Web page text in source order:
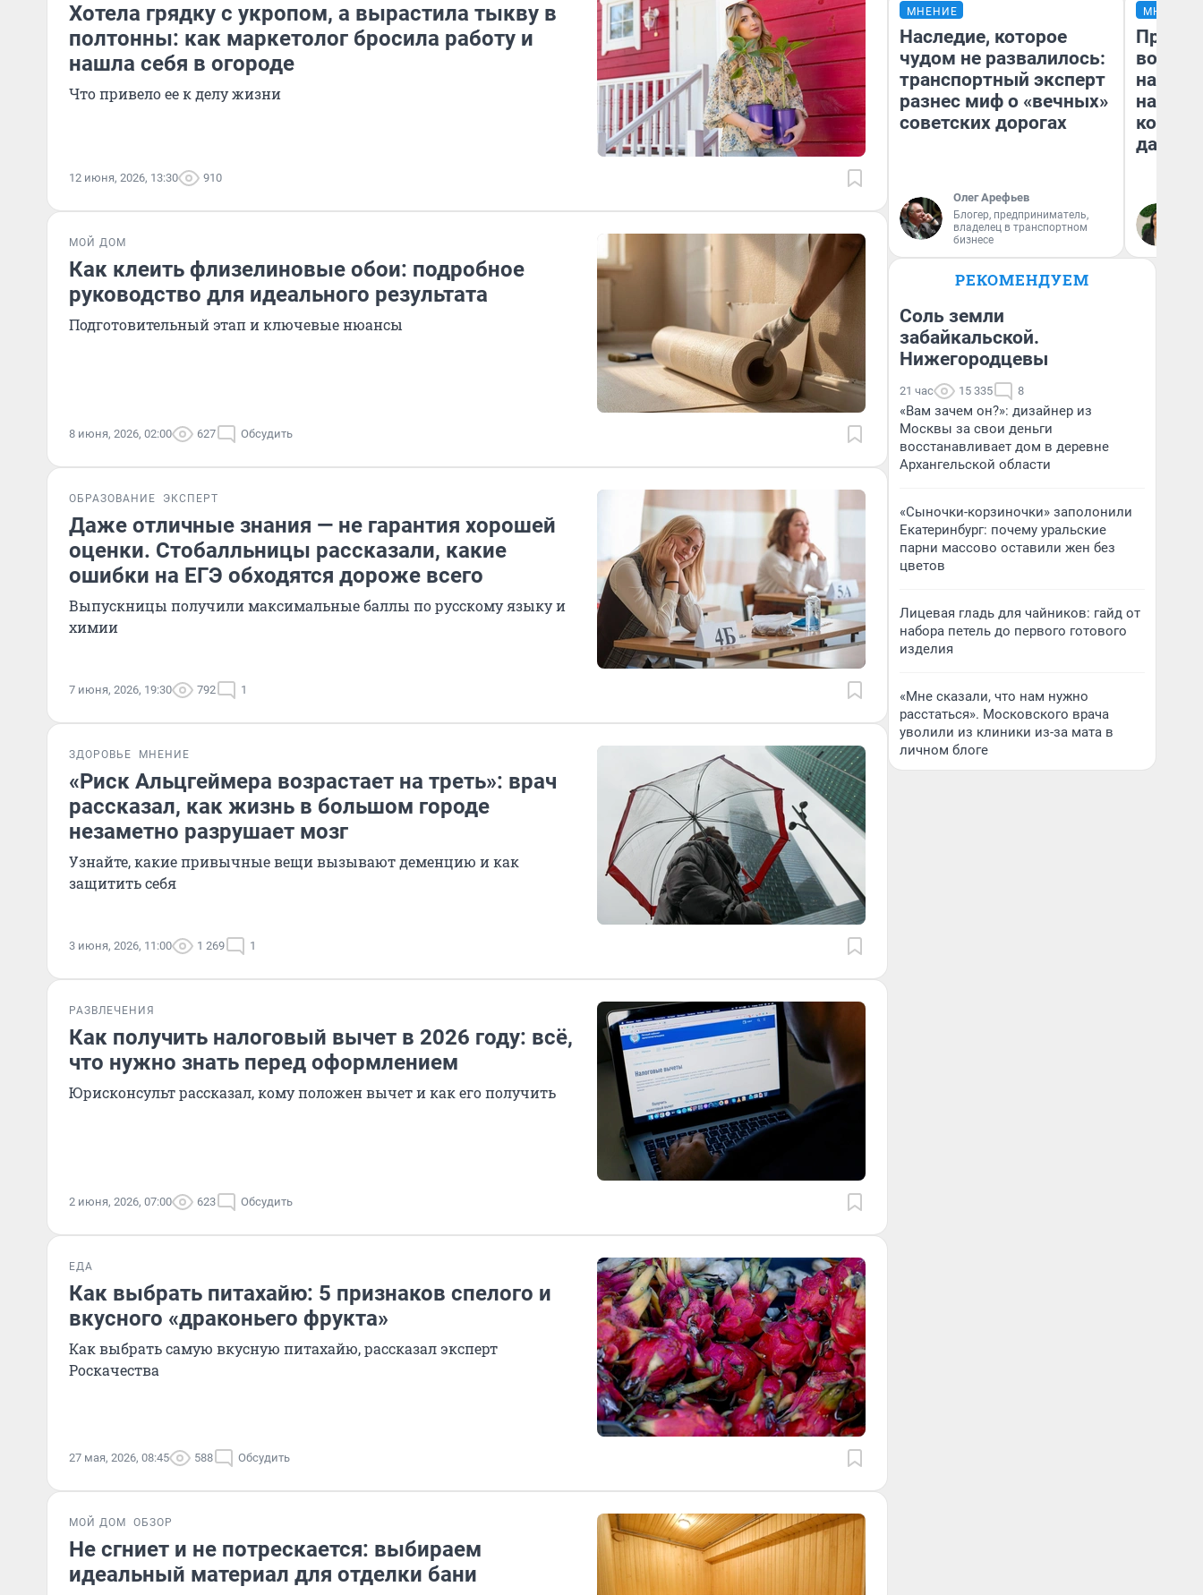
Хотела грядку с укропом, а вырастила тыкву в
полтонны: как маркетолог бросила работу и
нашла себя в огороде
Что привело ее к делу жизни
12 июня, 2026, 13:30 910
МОЙ ДОМ
Как клеить флизелиновые обои: подробное
руководство для идеального результата
Подготовительный этап и ключевые нюансы
8 июня, 2026, 02:00 627 Обсудить
ОБРАЗОВАНИЕ ЭКСПЕРТ
Даже отличные знания — не гарантия хорошей
оценки. Стобалльницы рассказали, какие
ошибки на ЕГЭ обходятся дороже всего
Выпускницы получили максимальные баллы по русскому языку и
химии
7 июня, 2026, 19:30 792 1
ЗДОРОВЬЕ МНЕНИЕ
«Риск Альцгеймера возрастает на треть»: врач
рассказал, как жизнь в большом городе
незаметно разрушает мозг
Узнайте, какие привычные вещи вызывают деменцию и как
защитить себя
3 июня, 2026, 11:00 1 269 1
РАЗВЛЕЧЕНИЯ
Как получить налоговый вычет в 2026 году: всё,
что нужно знать перед оформлением
Юрисконсульт рассказал, кому положен вычет и как его получить
2 июня, 2026, 07:00 623 Обсудить
ЕДА
Как выбрать питахайю: 5 признаков спелого и
вкусного «драконьего фрукта»
Как выбрать самую вкусную питахайю, рассказал эксперт
Роскачества
27 мая, 2026, 08:45 588 Обсудить
МОЙ ДОМ ОБЗОР
Не сгниет и не потрескается: выбираем
идеальный материал для отделки бани
МНЕНИЕ
Наследие, которое
чудом не развалилось:
транспортный эксперт
разнес миф о «вечных»
советских дорогах
Олег Арефьев
Блогер, предприниматель,
владелец в транспортном
бизнесе
МНЕНИЕ
нам
даже
РЕКОМЕНДУЕМ
Соль земли
забайкальской.
Нижегородцевы
21 час 15 335 8
«Вам зачем он?»: дизайнер из
Москвы за свои деньги
восстанавливает дом в деревне
Архангельской области
«Сыночки-корзиночки» заполонили
Екатеринбург: почему уральские
парни массово оставили жен без
цветов
Лицевая гладь для чайников: гайд от
набора петель до первого готового
изделия
«Мне сказали, что нам нужно
расстаться». Московского врача
уволили из клиники из-за мата в
личном блоге